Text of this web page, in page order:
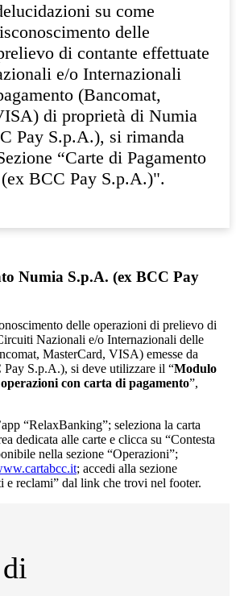
su come
delle
di contante effettuate
e/o Internazionali
(Bancomat,
di proprietà di Numia
Pay S.p.A.), si rimanda
“Carte di Pagamento
BCC Pay S.p.A.)".
Numia S.p.A. (ex BCC Pay
delle operazioni di prelievo di
Nazionali e/o Internazionali delle
MasterCard, VISA) emesse da
S.p.A.), si deve utilizzare il “Modulo
con carta di pagamento”,
“RelaxBanking”; seleziona la carta
dedicata alle carte e clicca su “Contesta
nella sezione “Operazioni”;
; accedi alla sezione
e reclami” dal link che trovi nel footer.